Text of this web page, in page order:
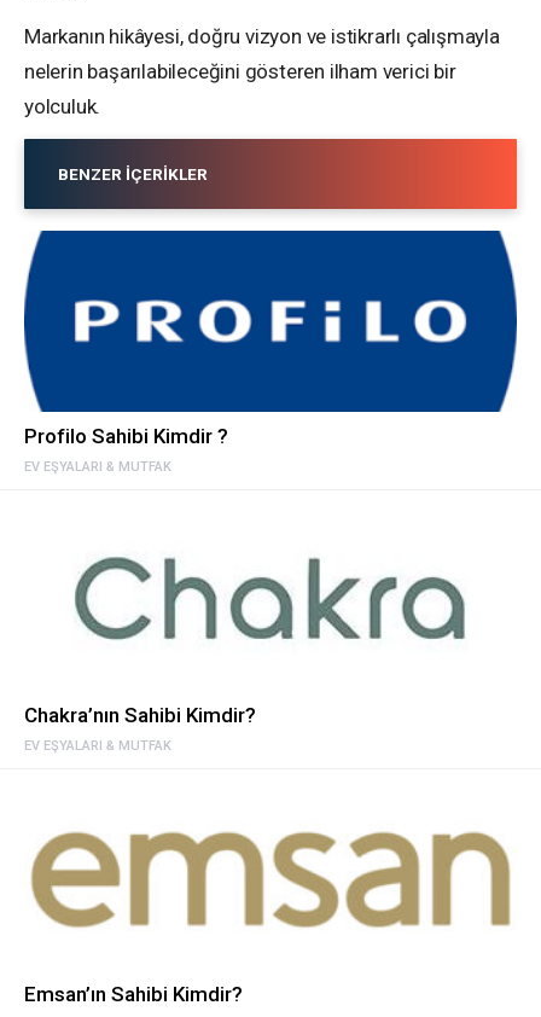
Markanın hikâyesi, doğru vizyon ve istikrarlı çalışmayla
nelerin başarılabileceğini gösteren ilham verici bir
yolculuk.
BENZER İÇERIKLER
EV EŞYALARI & MUTFAK
Profilo Sahibi Kimdir ?
EV EŞYALARI & MUTFAK
Chakra’nın Sahibi Kimdir?
Emsan’ın Sahibi Kimdir?